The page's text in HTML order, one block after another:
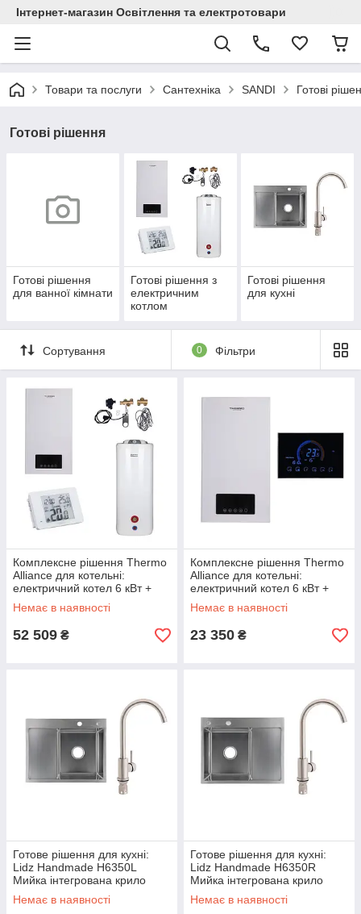
Інтернет-магазин Освітлення та електротовари
Товари та послуги Сантехніка SANDI Готові
Готові рішення
Готові рішення
для ванної кімнати
Готові рішення з
електричним
котлом
Готові рішення
для кухні
Сортування 0 Фільтри
Комплексне рішення Thermo
Alliance для котельні:
електричний котел 6 кВт +
комплект підключення
бойлера + комбінований
Немає в наявності
52 509 ₴
Комплексне рішення Thermo
Alliance для котельні:
електричний котел 6 кВт +
провiдний термостат Wi-Fi
Немає в наявності
23 350 ₴
Готове рішення для кухні:
Lidz Handmade H6350L
Мийка інтегрована крило
зліва Brushed Steel+Lidz Aria
015F Змішувач для кухні
Немає в наявності
Готове рішення для кухні:
Lidz Handmade H6350R
Мийка інтегрована крило
зправа Brushed Steel+Lidz
Aria 015F Змішувач для кухні
Немає в наявності